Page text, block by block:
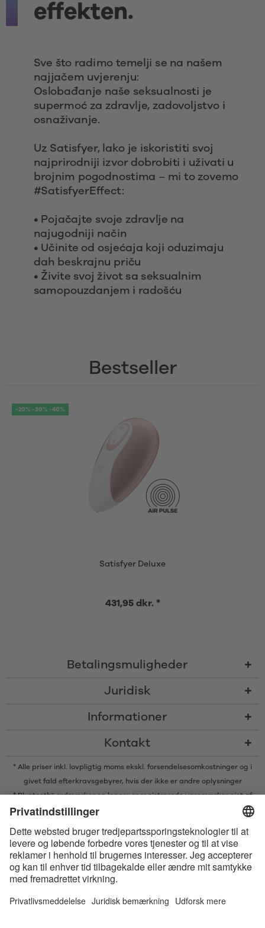
effekten.
Sve što radimo temelji se na našem
najjačem uvjerenju:
Oslobađanje naše seksualnosti je
supermoć za zdravlje, zadovoljstvo i
osnaživanje.
Uz Satisfyer, lako je iskoristiti svoj
najprirodniji izvor dobrobiti i uživati u
brojnim pogodnostima – mi to zovemo
#SatisfyerEffect:
• Pojačajte svoje zdravlje na
najugodniji način
• Učinite od osjećaja koji oduzimaju
dah beskrajnu priču
• Živite svoj život sa seksualnim
samopouzdanjem i radošću
Bestseller
-20% -30% -40%
Satisfyer Deluxe
431,95 dkr. *
Betalingsmuligheder
Juridisk
Informationer
Kontakt
* Alle priser inkl. lovpligtig moms ekskl. forsendelsesomkostninger og i
givet fald efterkravsgebyrer, hvis der ikke er andre oplysninger
* Bluetooth® ordmærker og logoer er registrerede varemærker ejet af
Bluetooth SIG, Inc. og enhver brug af sådanne mærker af Satisfyer GmbH
Apple, Apple logoet og Apple Watch er varemærker ejet af Apple Inc.
Google Play og Google Play-logoet er varemærker, der tilhører Google
LLC.